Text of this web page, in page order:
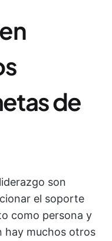
de
son
el soporte
como persona y
hay muchos otros